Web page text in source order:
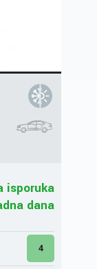
isporuka
dana
4